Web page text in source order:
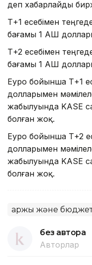
деп хабарлайды
Т+1 есебімен
бағамы 1 АҚШ
Т+2 есебімен
бағамы 1 АҚШ
Еуро бойынша Т+1
долларымен
жабылуында KASE
болған жоқ.
Еуро бойынша Т+2
долларымен
жабылуында KASE
болған жоқ.
Қаржы және
без автора
Авторлар